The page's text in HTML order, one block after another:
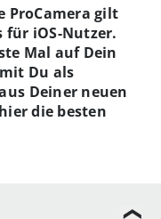
ProCamera gilt
für iOS-Nutzer.
Mal auf Dein
Du als
Deiner neuen
die besten